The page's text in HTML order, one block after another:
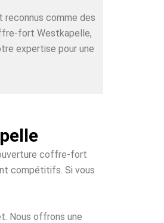
reconnus comme des
fort Westkapelle,
expertise pour une
coffre-fort
compétitifs. Si vous
Nous offrons une